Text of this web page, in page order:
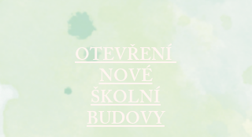
OTEVŘENÍ
NOVÉ
ŠKOLNÍ
BUDOVY